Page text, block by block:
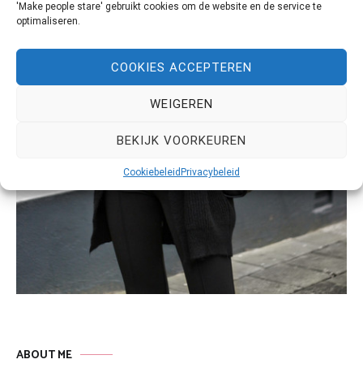
'Make people stare' gebruikt cookies om de website en de service te
optimaliseren.
COOKIES ACCEPTEREN
WEIGEREN
BEKIJK VOORKEUREN
Cookiebeleid Privacybeleid
ABOUT ME